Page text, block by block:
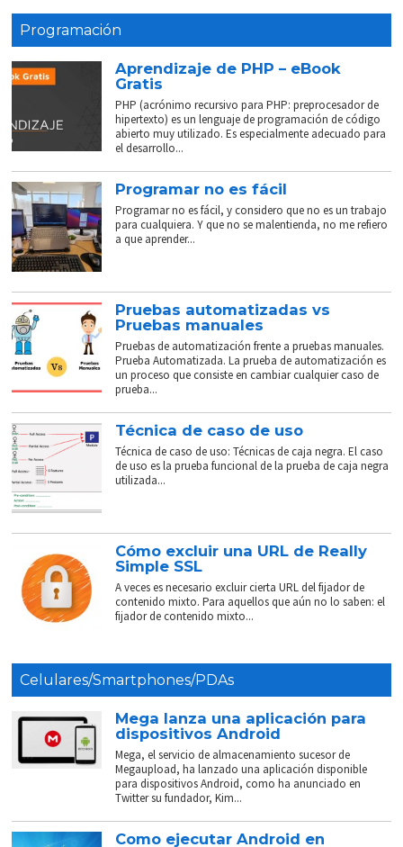
Programación
Aprendizaje de PHP – eBook
Gratis
PHP (acrónimo recursivo para PHP: preprocesador de
hipertexto) es un lenguaje de programación de código
abierto muy utilizado. Es especialmente adecuado para
el desarrollo...
Programar no es fácil
Programar no es fácil, y considero que no es un trabajo
para cualquiera. Y que no se malentienda, no me refiero
a que aprender...
Pruebas automatizadas vs
Pruebas manuales
Pruebas de automatización frente a pruebas manuales.
Prueba Automatizada. La prueba de automatización es
un proceso que consiste en cambiar cualquier caso de
prueba...
Técnica de caso de uso
Técnica de caso de uso: Técnicas de caja negra. El caso
de uso es la prueba funcional de la prueba de caja negra
utilizada...
Cómo excluir una URL de Really
Simple SSL
A veces es necesario excluir cierta URL del fijador de
contenido mixto. Para aquellos que aún no lo saben: el
fijador de contenido mixto...
Celulares/Smartphones/PDAs
Mega lanza una aplicación para
dispositivos Android
Mega, el servicio de almacenamiento sucesor de
Megaupload, ha lanzado una aplicación disponible
para dispositivos Android, como ha anunciado en
Twitter su fundador, Kim...
Como ejecutar Android en